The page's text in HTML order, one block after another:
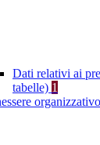
Dati relativi ai
tabelle) 1
organizzativo